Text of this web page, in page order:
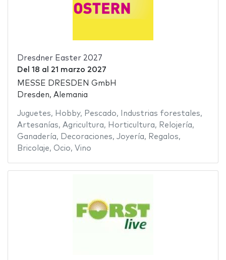
Dresdner Easter 2027
Del 18 al 21 marzo 2027
MESSE DRESDEN GmbH
Dresden, Alemania
Juguetes, Hobby, Pescado, Industrias forestales,
Artesanías, Agricultura, Horticultura, Relojería,
Ganadería, Decoraciones, Joyería, Regalos,
Bricolaje, Ocio, Vino